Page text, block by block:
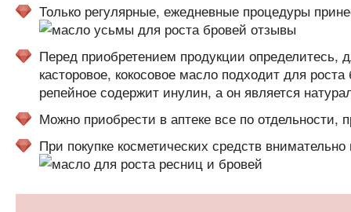
Только регулярные, ежедневные процедуры
Перед приобретением продукции определитесь,
касторовое, кокосовое масло подходит для
репейное содержит инулин, а он является
Можно приобрести в аптеке все по
При покупке косметических средств